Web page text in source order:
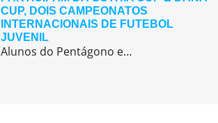
CUP, DOIS CAMPEONATOS
INTERNACIONAIS DE FUTEBOL
JUVENIL
Alunos do Pentágono embarcaram para a Europa, onde participaram de duas das maiores competições internacionais de futebol juvenil